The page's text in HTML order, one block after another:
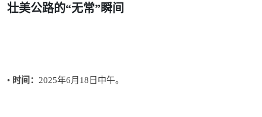
壮美公路的“无常”瞬间
• 时间： 2025年6月18日中午。